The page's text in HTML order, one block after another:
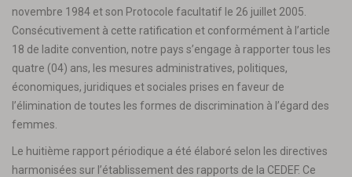
novembre 1984 et son Protocole facultatif le 26 juillet 2005.
Consécutivement à cette ratification et conformément à l’article
18 de ladite convention, notre pays s’engage à rapporter tous les
quatre (04) ans, les mesures administratives, politiques,
économiques, juridiques et sociales prises en faveur de
l’élimination de toutes les formes de discrimination à l’égard des
femmes.
Le huitième rapport périodique a été élaboré selon les directives
harmonisées sur l’établissement des rapports de la CEDEF. Ce